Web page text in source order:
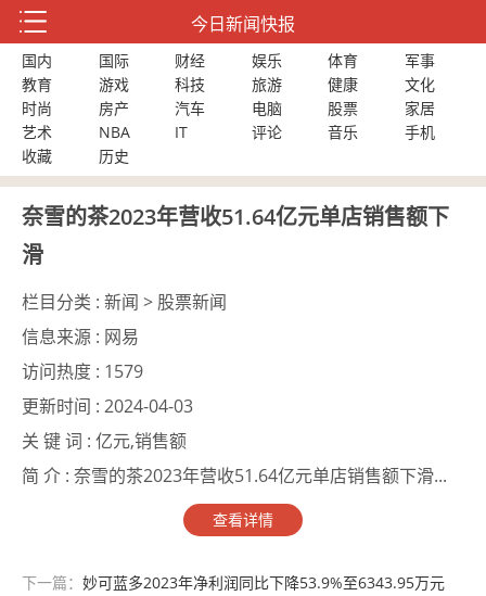
今日新闻快报
国内 国际 财经 娱乐 体育
军事
教育
游戏 科技 旅游 健康
文化
时尚
房产 汽车 电脑 股票
家居
艺术
NBA IT 评论 音乐
手机
收藏
历史
奈雪的茶2023年营收51.64亿元单店销售额下
滑
栏目分类 : 新闻 > 股票新闻
信息来源 : 网易
访问热度 : 1579
更新时间 : 2024-04-03
关 键 词 : 亿元,销售额
简 介 : 奈雪的茶2023年营收51.64亿元单店销售额下滑...
查看详情
下一篇： 妙可蓝多2023年净利润同比下降53.9%至6343.95万元